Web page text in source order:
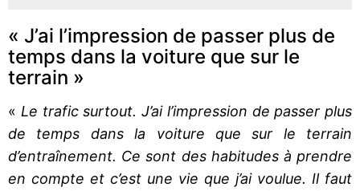
« J’ai l’impression de passer plus de
temps dans la voiture que sur le
terrain »
« Le trafic surtout. J’ai l’impression de passer plus
de temps dans la voiture que sur le terrain
d’entraînement. Ce sont des habitudes à prendre
en compte et c’est une vie que j’ai voulue. Il faut